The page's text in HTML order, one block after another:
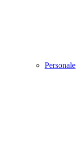
Personale